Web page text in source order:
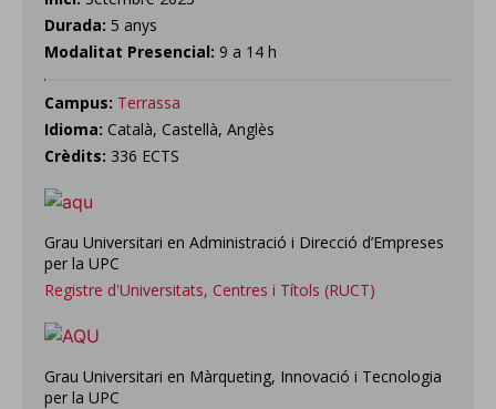
Durada: 5 anys
Modalitat Presencial: 9 a 14 h
Campus: Terrassa
Idioma: Català, Castellà, Anglès
Crèdits: 336 ECTS
Grau Universitari en Administració i Direcció d’Empreses
per la UPC
Registre d'Universitats, Centres i Títols (RUCT)
Grau Universitari en Màrqueting, Innovació i Tecnologia
per la UPC